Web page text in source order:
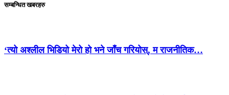
सम्बन्धित खबरहरु
‘त्यो अश्लील भिडियो मेरो हो भने जाँच गरियोस्, म राजनीतिक…